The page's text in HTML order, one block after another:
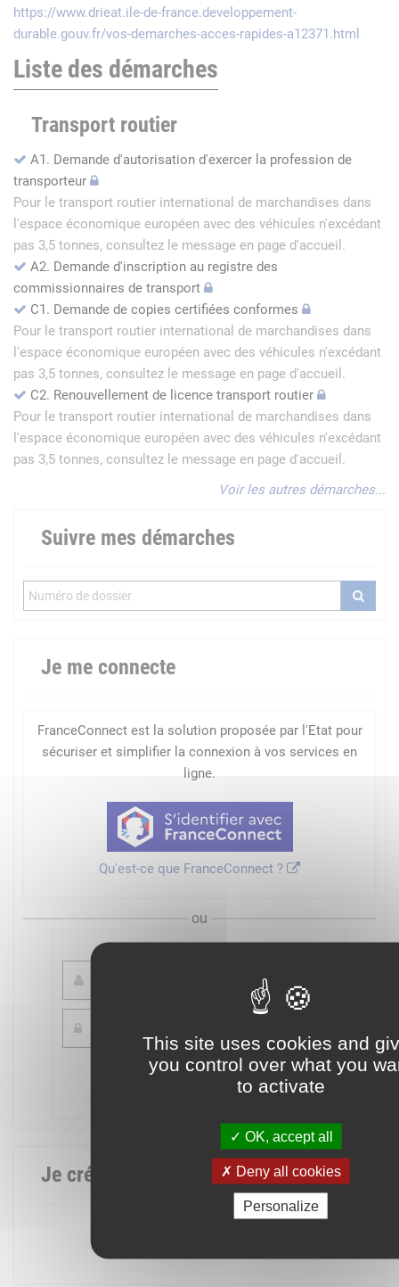
This site uses cookies and
you control over what you
to activate
OK, accept all
Deny all cookies
Personalize
https://www.drieat.ile-de-france.developpement-
durable.gouv.fr/vos-demarches-acces-rapides-a12371.html
Liste des démarches
Transport routier
A1. Demande d'autorisation d'exercer la profession de
transporteur
Pour le transport routier international de marchandises dans
l'espace économique européen avec des véhicules n'excédant
pas 3,5 tonnes, consultez le message en page d'accueil.
A2. Demande d'inscription au registre des
commissionnaires de transport
C1. Demande de copies certifiées conformes
Pour le transport routier international de marchandises dans
l'espace économique européen avec des véhicules n'excédant
pas 3,5 tonnes, consultez le message en page d'accueil.
C2. Renouvellement de licence transport routier
Pour le transport routier international de marchandises dans
l'espace économique européen avec des véhicules n'excédant
pas 3,5 tonnes, consultez le message en page d'accueil.
Voir les autres démarches...
Suivre mes démarches
Je me connecte
FranceConnect est la solution proposée par l'Etat pour
sécuriser et simplifier la connexion à vos services en
ligne.
Qu'est-ce que FranceConnect ?
ou
Mot de passe oublié ?
Je crée mon compte